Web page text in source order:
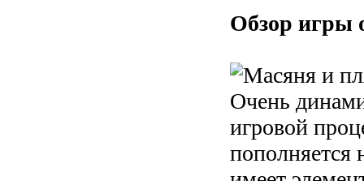
Обзор игры
Очень
игровой
пополняется